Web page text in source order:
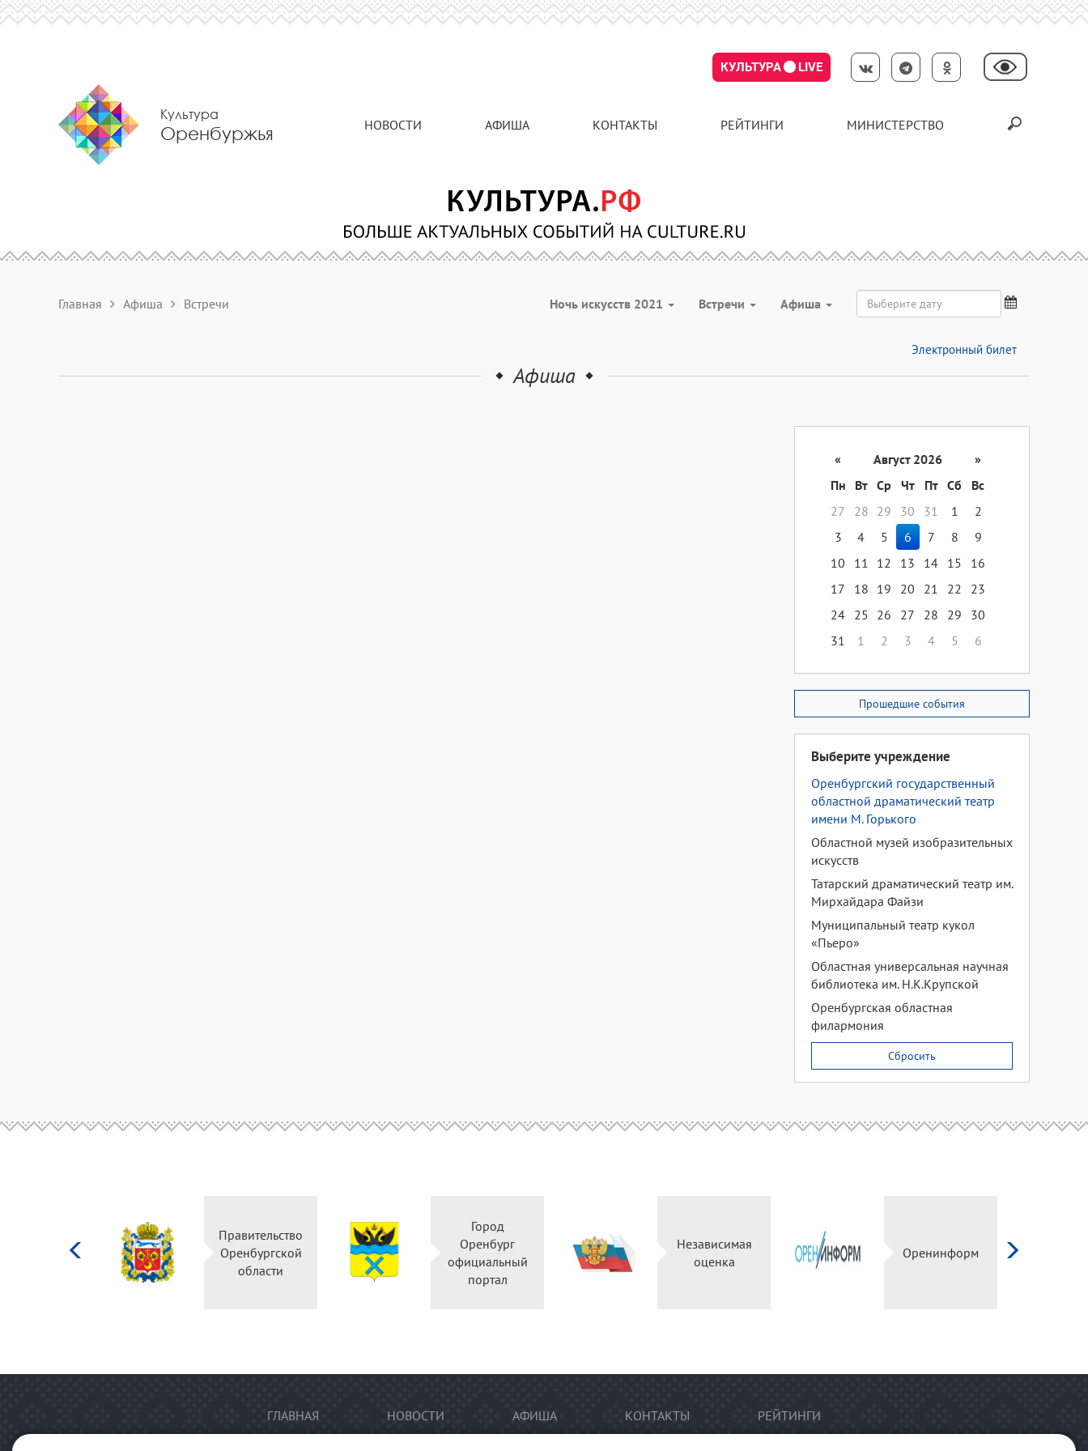
КУЛЬТУРА LIVE
Культура
Оренбуржья НОВОСТИ АФИША КОНТАКТЫ РЕЙТИНГИ МИНИСТЕРСТВО
Главная Афиша Встречи Ночь искусств 2021 Встречи Aфиша
Электронный билет
Афиша
« Август 2026
»
Пн
Вт Ср Чт Пт Сб
Вс
27
28 29 30 31 1
2
3
4 5 6 7 8
9
10
11 12 13 14 15
16
17
18 19 20 21 22
23
24 25 26 27 28 29
30
31
1 2 3 4 5 6
Прошедшие события
Выберите учреждение
Оренбургский государственный
областной драматический театр
имени М. Горького
Областной музей изобразительных
искусств
Татарский драматический театр им.
Мирхайдара Файзи
Муниципальный театр кукол
«Пьеро»
Областная универсальная научная
библиотека им. Н.К.Крупской
Оренбургская областная
филармония
Сбросить
Правительство
Оренбургской
области
Город
Оренбург
официальный
портал
Независимая
оценка
Оренинформ
ГЛАВНАЯ НОВОСТИ АФИША КОНТАКТЫ РЕЙТИНГИ